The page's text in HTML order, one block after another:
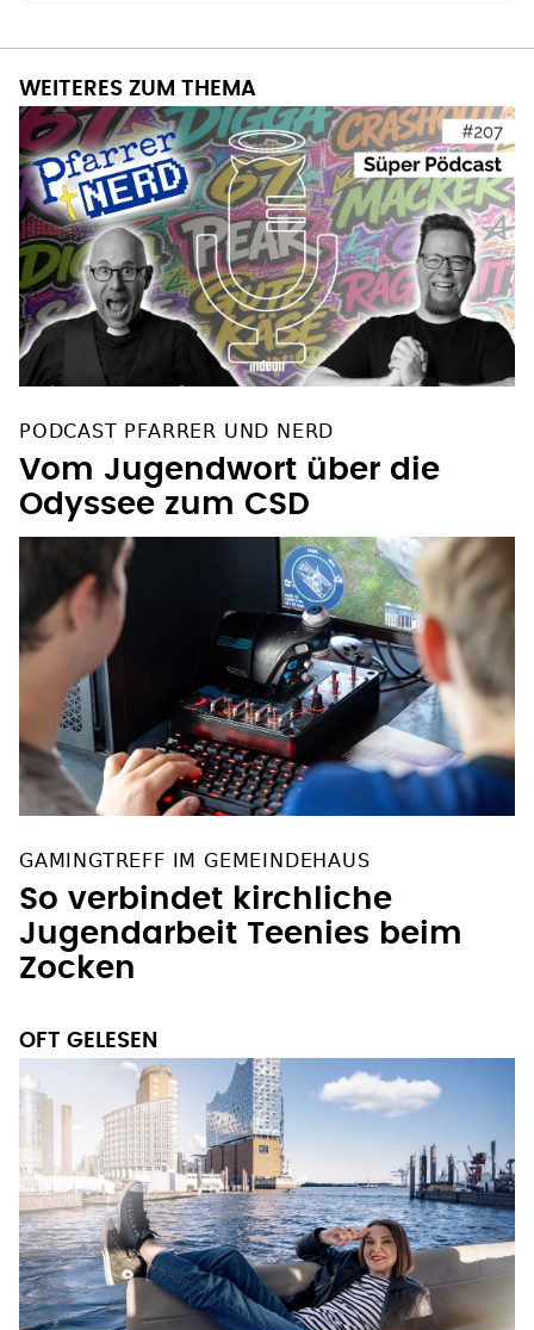
WEITERES ZUM THEMA
PODCAST PFARRER UND NERD
Vom Jugendwort über die
Odyssee zum CSD
GAMINGTREFF IM GEMEINDEHAUS
So verbindet kirchliche
Jugendarbeit Teenies beim
Zocken
OFT GELESEN